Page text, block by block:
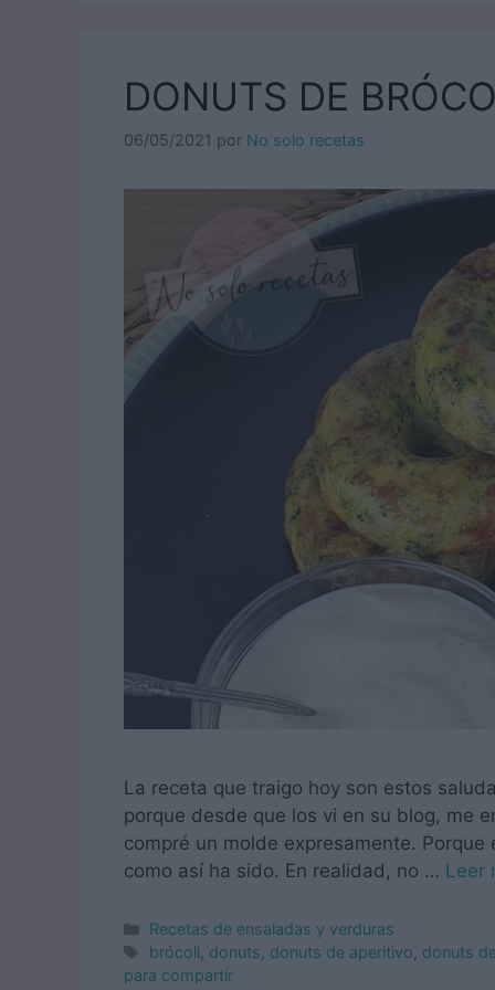
DONUTS DE
06/05/2021 por No solo recetas
La receta que traigo hoy son estos
porque desde que los vi en su blog, me
compré un molde expresamente.
como así ha sido. En realidad, no … Leer
Categorías
Recetas de ensaladas y verduras
Etiquetas
brócoli donuts donuts de aperitivo donuts
para compartir